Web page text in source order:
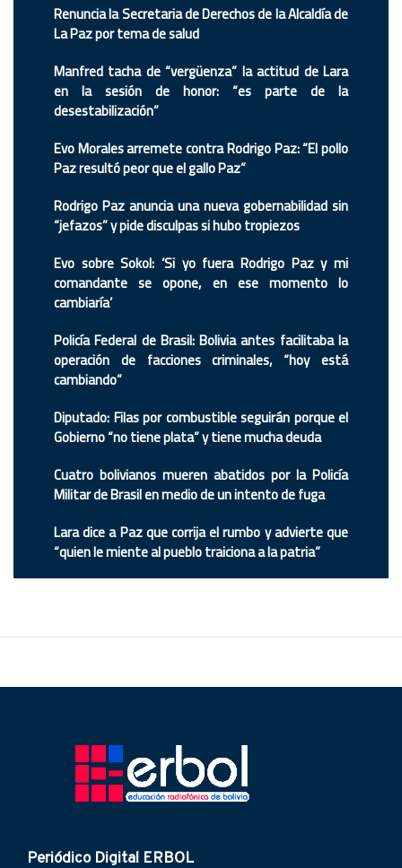
Renuncia la Secretaria de Derechos de la Alcaldía de
La Paz por tema de salud
Manfred tacha de “vergüenza” la actitud de Lara
en la sesión de honor: “es parte de la
desestabilización”
Evo Morales arremete contra Rodrigo Paz: “El pollo
Paz resultó peor que el gallo Paz”
Rodrigo Paz anuncia una nueva gobernabilidad sin
“jefazos” y pide disculpas si hubo tropiezos
Evo sobre Sokol: ‘Si yo fuera Rodrigo Paz y mi
comandante se opone, en ese momento lo
cambiaría’
Policía Federal de Brasil: Bolivia antes facilitaba la
operación de facciones criminales, “hoy está
cambiando”
Diputado: Filas por combustible seguirán porque el
Gobierno “no tiene plata” y tiene mucha deuda
Cuatro bolivianos mueren abatidos por la Policía
Militar de Brasil en medio de un intento de fuga
Lara dice a Paz que corrija el rumbo y advierte que
“quien le miente al pueblo traiciona a la patria”
Periódico Digital ERBOL